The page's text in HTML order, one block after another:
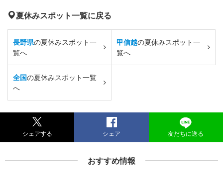
夏休みスポット一覧に戻る
長野県の夏休みスポット一
覧へ
甲信越の夏休みスポット一
覧へ
全国の夏休みスポット一覧
へ
シェアする シェア 友だちに送る
おすすめ情報